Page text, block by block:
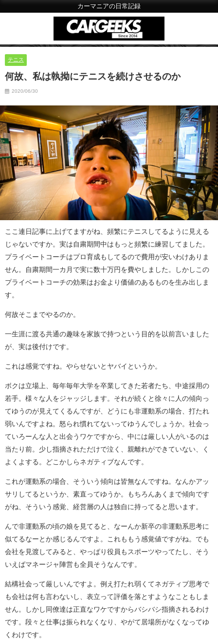
カーマニアの日常記録
テニス
何故、私は執拗にテニスを続けさせるのか
2020/06/30
ここ連日記事に上げてますがね、頻繁にテニスしてるように見える
じゃないですか。実は自粛期間中はもっと頻繁に練習してました。
プライベートコーチはプロ育成もしてるので費用が安いわけありま
せん。自粛期間一カ月で実に数十万円を費やしました。しかしこの
プライベートコーチの効果はお金より価値のあるものを生み出しま
す。
何故そこまでやるのか。
一生涯に渡る共通の趣味を家族で持つという目的を以前言いました
が、実は後付けです。
これは感覚ですね。やらせないとヤバイというか。
ボクは立場上、毎年毎年大学を卒業してきた若者たち、中途採用の
若手。様々な人をジャッジします。それが続くと徐々に人の傾向っ
てゆうのが見えてくるんですが、どうにも非運動系の場合、打たれ
弱いんですよね。怒られ慣れてないってゆうんでしょうか。社会っ
ていろーんな人と出会うワケですから、中には厳しい人がいるのは
当たり前。少し指摘されただけで泣く、親離れができていない、く
よくよする。どこかしらネガティブなんです。
これが運動系の場合、そういう傾向は皆無なんですね。なんかアッ
サリしてるというか、素直ってゆうか。もちろんあくまで傾向です
がね、そういう感覚、経営層の人は独自に持ってると思います。
んで非運動系の頃の娘を見てると、なーんか新卒の非運動系思考に
似てるなーとか感じるんですよ。これももう感覚値ですがね。でも
会社を見渡してみると、やっぱり役員もスポーツやってたし、そう
いえばマネージャ陣営も全員そうなんです。
結構社会って厳しいんですよ。例え打たれ弱くてネガティブ思考で
も会社は何も言わないし、表立って評価を落とすようなこともしま
せん。しかし同僚達は正直なワケですからバシバシ指摘されるわけ
です。段々と仕事は振られなくなり、やがて居場所がなくなってゆ
くわけです。